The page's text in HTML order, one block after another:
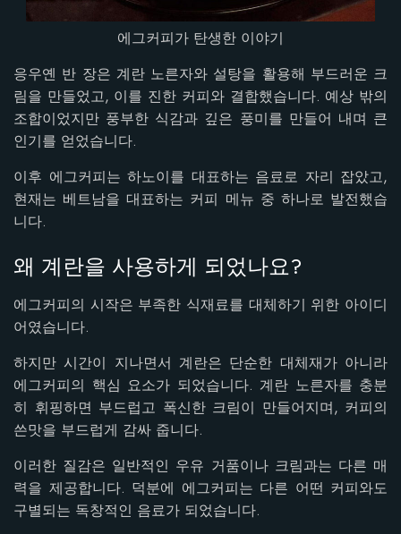
에그커피가 탄생한 이야기
응우옌 반 장은 계란 노른자와 설탕을 활용해 부드러운 크
림을 만들었고, 이를 진한 커피와 결합했습니다. 예상 밖의
조합이었지만 풍부한 식감과 깊은 풍미를 만들어 내며 큰
인기를 얻었습니다.
이후 에그커피는 하노이를 대표하는 음료로 자리 잡았고,
현재는 베트남을 대표하는 커피 메뉴 중 하나로 발전했습
니다.
왜 계란을 사용하게 되었나요?
에그커피의 시작은 부족한 식재료를 대체하기 위한 아이디
어였습니다.
하지만 시간이 지나면서 계란은 단순한 대체재가 아니라
에그커피의 핵심 요소가 되었습니다. 계란 노른자를 충분
히 휘핑하면 부드럽고 폭신한 크림이 만들어지며, 커피의
쓴맛을 부드럽게 감싸 줍니다.
이러한 질감은 일반적인 우유 거품이나 크림과는 다른 매
력을 제공합니다. 덕분에 에그커피는 다른 어떤 커피와도
구별되는 독창적인 음료가 되었습니다.